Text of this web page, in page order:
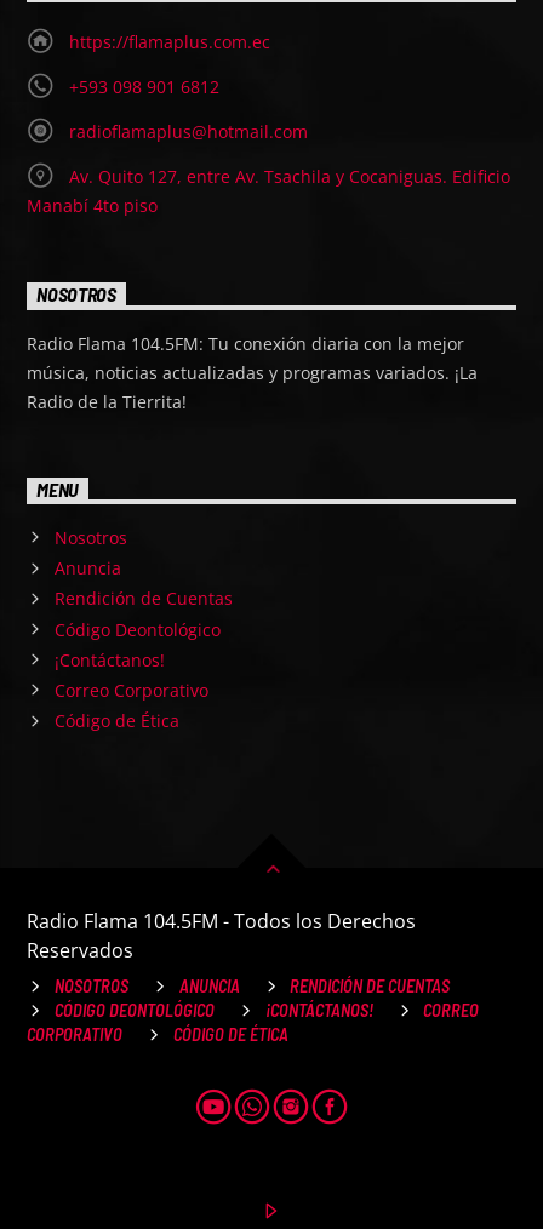
https://flamaplus.com.ec
+593 098 901 6812
radioflamaplus@hotmail.com
Av. Quito 127, entre Av. Tsachila y Cocaniguas. Edificio
Manabí 4to piso
NOSOTROS
Radio Flama 104.5FM: Tu conexión diaria con la mejor
música, noticias actualizadas y programas variados. ¡La
Radio de la Tierrita!
MENU
Nosotros
Anuncia
Rendición de Cuentas
Código Deontológico
¡Contáctanos!
Correo Corporativo
Código de Ética
Radio Flama 104.5FM - Todos los Derechos
Reservados
NOSOTROS ANUNCIA
RENDICIÓN DE CUENTAS
CÓDIGO DEONTOLÓGICO
¡CONTÁCTANOS!
CORREO
CORPORATIVO
CÓDIGO DE ÉTICA